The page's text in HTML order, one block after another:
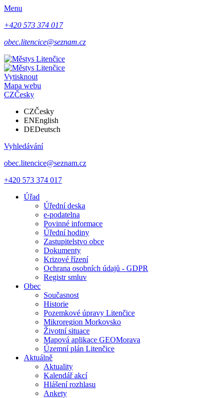
Menu
+420 573 374 017
obec.litencice@seznam.cz
Vytisknout
Mapa webu
CZČesky
CZČesky
ENEnglish
DEDeutsch
Vyhledávání
obec.litencice@seznam.cz
+420 573 374 017
Úřad
Úřední deska
e-podatelna
Povinné informace
Úřední hodiny
Zastupitelstvo obce
Dokumenty
Krizové řízení
Ochrana osobních údajů - GDPR
Registr smluv
Obec
Současnost
Historie
Pozemkové úpravy Litenčice
Mikroregion Morkovsko
Životní situace
Mapová aplikace GEOMorava
Územní plán Litenčice
Aktuálně
Aktuality
Kalendář akcí
Hlášení rozhlasu
Ankety